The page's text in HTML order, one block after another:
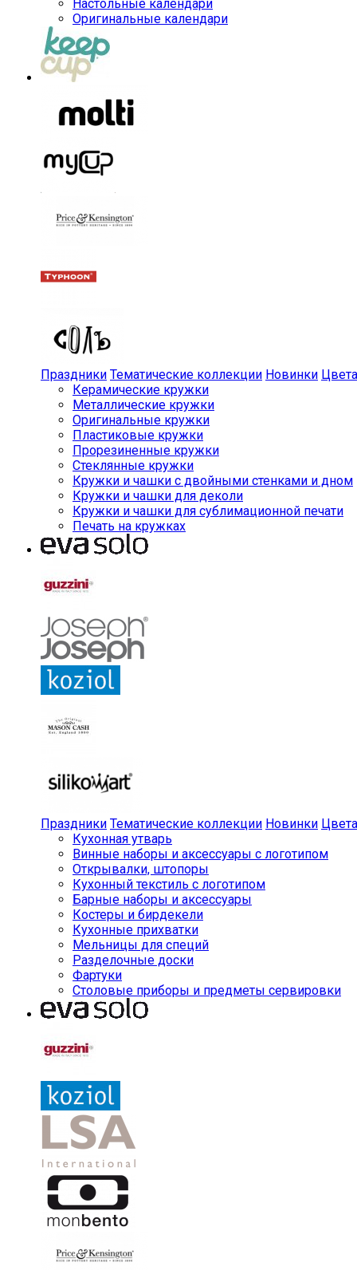
Настольные календари
Оригинальные календари
Праздники Тематические коллекции Новинки Цвета
Керамические кружки
Металлические кружки
Оригинальные кружки
Пластиковые кружки
Прорезиненные кружки
Стеклянные кружки
Кружки и чашки с двойными стенками и дном
Кружки и чашки для деколи
Кружки и чашки для сублимационной печати
Печать на кружках
Праздники Тематические коллекции Новинки Цвета
Кухонная утварь
Винные наборы и аксессуары с логотипом
Открывалки, штопоры
Кухонный текстиль с логотипом
Барные наборы и аксессуары
Костеры и бирдекели
Кухонные прихватки
Мельницы для специй
Разделочные доски
Фартуки
Столовые приборы и предметы сервировки